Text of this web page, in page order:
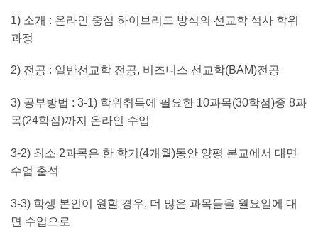
1) 소개 : 온라인 중심 하이브리드 방식의 선교학 석사 학위
과정
2) 전공 : 일반선교학 전공, 비즈니스 선교학(BAM)전공
3) 공부방법 : 3-1) 학위취득에 필요한 10과목(30학점)중 8과
목(24학점)까지 온라인 수업
3-2) 최소 2과목은 한 학기 (4개월)동안 양평 본교에서 대면
수업 출석
3-3) 학생 본인이 원할 경우, 더 많은 과목들을 월요일에 대
면 수업으로